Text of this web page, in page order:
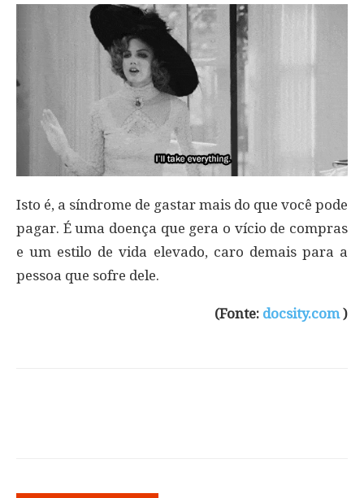
Isto é, a síndrome de gastar mais do que você pode
pagar. É uma doença que gera o vício de compras
e um estilo de vida elevado, caro demais para a
pessoa que sofre dele.
(Fonte: docsity.com)